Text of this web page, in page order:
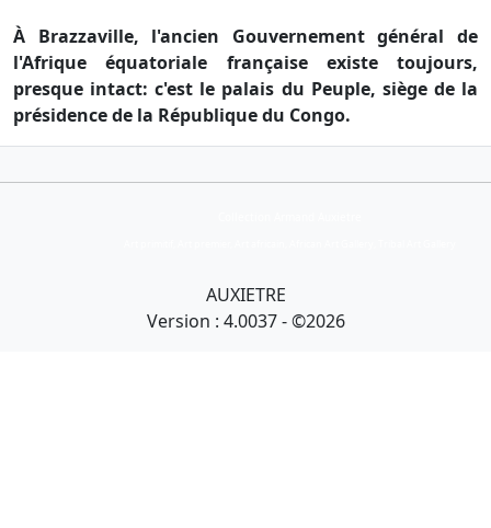
À Brazzaville, l'ancien Gouvernement général de
l'Afrique équatoriale française existe toujours,
presque intact: c'est le palais du Peuple, siège de la
présidence de la République du Congo.
AUXIETRE
Version : 4.0037 - ©2026